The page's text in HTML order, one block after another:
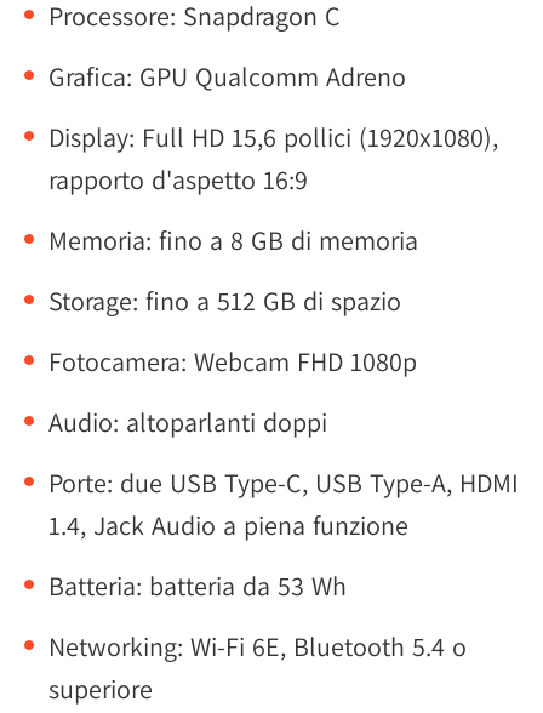
Processore: Snapdragon C
Grafica: GPU Qualcomm Adreno
Display: Full HD 15,6 pollici (1920x1080),
rapporto d'aspetto 16:9
Memoria: fino a 8 GB di memoria
Storage: fino a 512 GB di spazio
Fotocamera: Webcam FHD 1080p
Audio: altoparlanti doppi
Porte: due USB Type-C, USB Type-A, HDMI
1.4, Jack Audio a piena funzione
Batteria: batteria da 53 Wh
Networking: Wi-Fi 6E, Bluetooth 5.4 o
superiore